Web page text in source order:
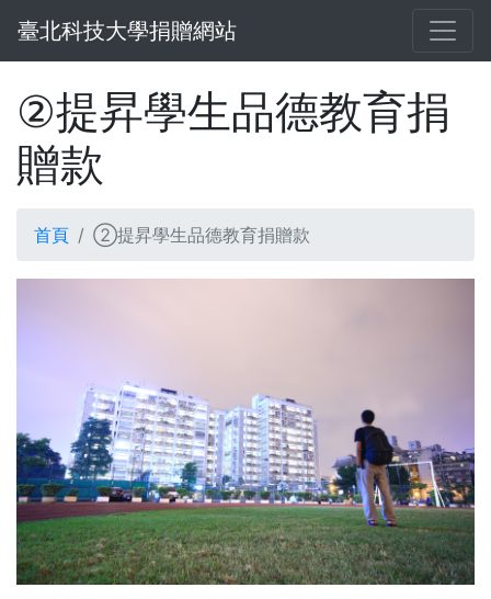
臺北科技大學捐贈網站
②提昇學生品德教育捐
贈款
首頁 ②提昇學生品德教育捐贈款